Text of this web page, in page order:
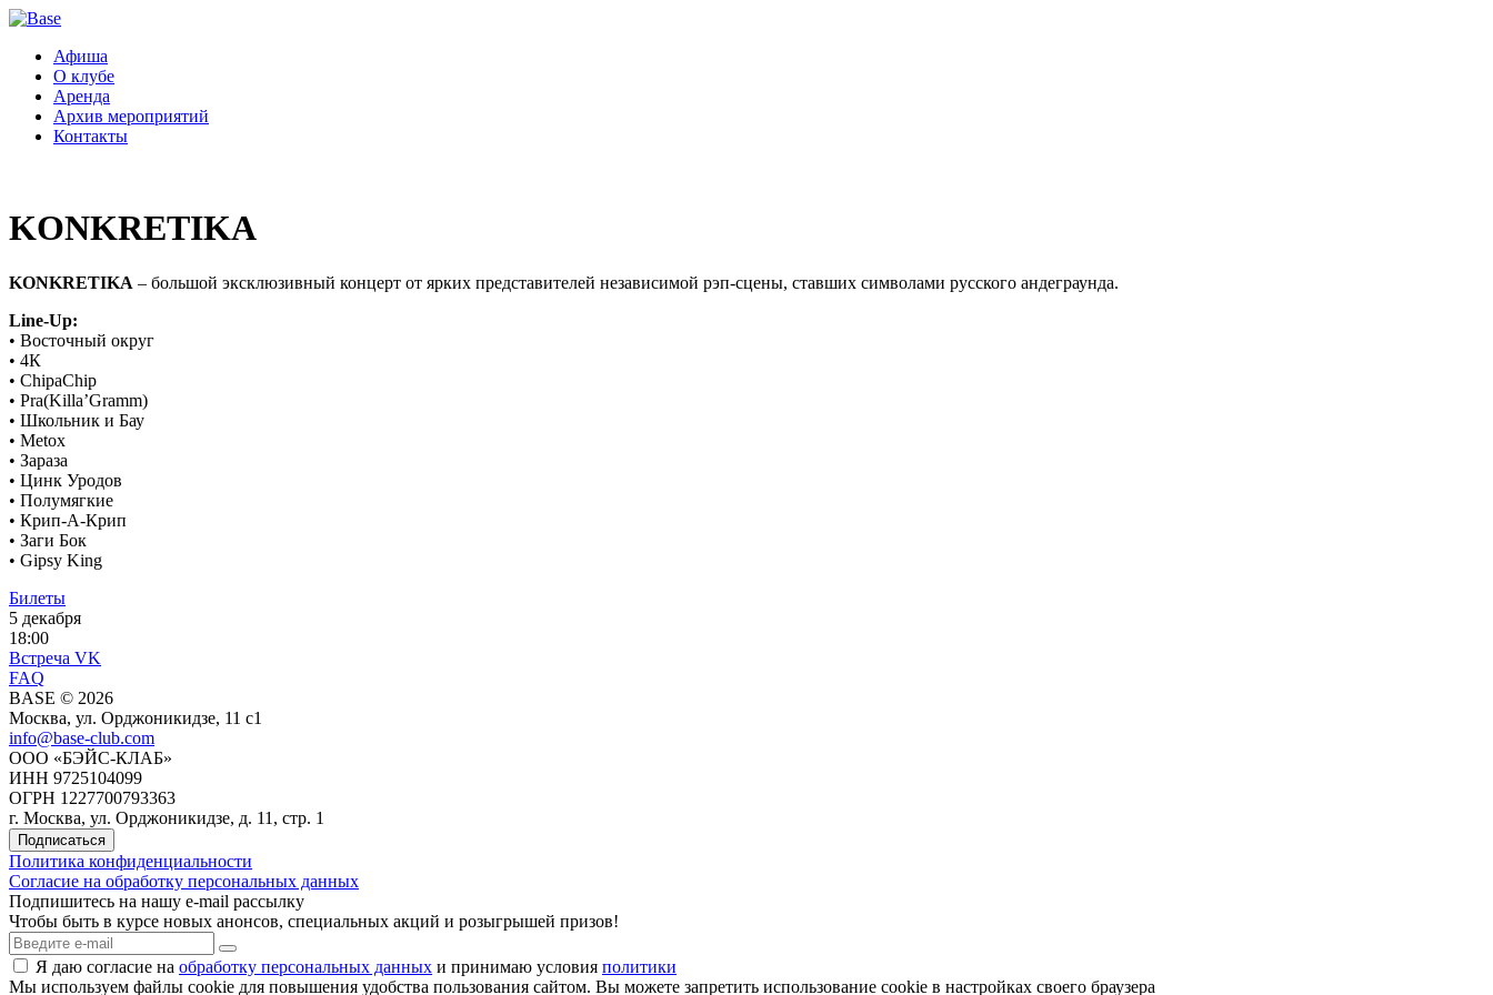
Афиша
О клубе
Аренда
Архив мероприятий
Контакты
KONKRETIKA
KONKRETIKA – большой эксклюзивный концерт от ярких представителей независимой рэп-сцены, ставших символами русского андеграунда.
Line-Up:
• Восточный округ
• 4К
• ChipaChip
• Pra(Killa’Gramm)
• Школьник и Бау
• Metox
• Зараза
• Цинк Уродов
• Полумягкие
• Крип-А-Крип
• Заги Бок
• Gipsy King
Билеты
5 декабря
18:00
Встреча VK
FAQ
BASE © 2026
Москва, ул. Орджоникидзе, 11 c1
info@base-club.com
ООО «БЭЙС-КЛАБ»
ИНН 9725104099
ОГРН 1227700793363
г. Москва, ул. Орджоникидзе, д. 11, стр. 1
Подписаться
Политика конфиденциальности
Согласие на обработку персональных данных
Подпишитесь на нашу e-mail рассылку
Чтобы быть в курсе новых анонсов, специальных акций и розыгрышей призов!
Я даю согласие на обработку персональных данных и принимаю условия политики
Мы используем файлы cookie для повышения удобства пользования cайтом. Вы можете запретить использование cookie в настройках своего браузера